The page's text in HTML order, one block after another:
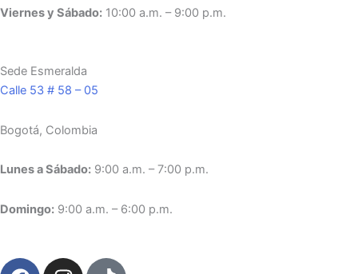
Viernes y Sábado: 10:00 a.m. – 9:00 p.m.
Sede Esmeralda
Calle 53 # 58 – 05
Bogotá, Colombia
Lunes a Sábado: 9:00 a.m. – 7:00 p.m.
Domingo: 9:00 a.m. – 6:00 p.m.
F
I
T